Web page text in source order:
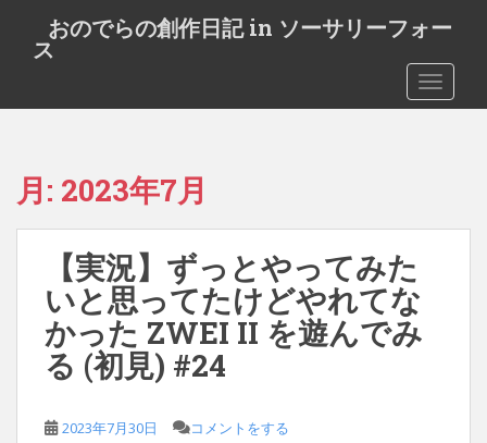
t
おのでらの創作日記 in ソーサリーフォー
ス
月: 2023年7月
【実況】ずっとやってみた
いと思ってたけどやれてな
かった ZWEI II を遊んでみ
る (初見) #24
2023年7月30日 コメントをする